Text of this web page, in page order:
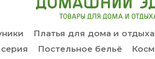
Платья для дома и отдыха
Постельное бельё